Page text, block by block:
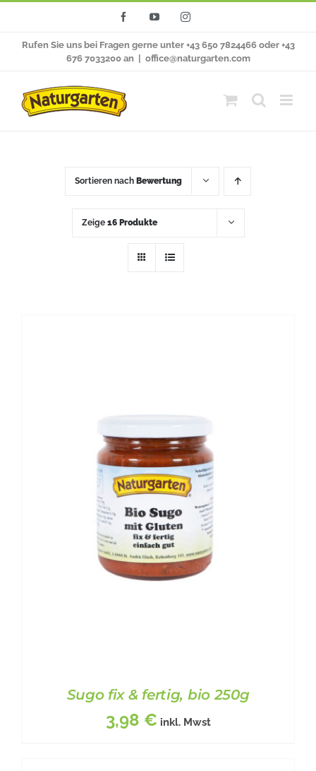
FacebookYouTubeInstagram
Rufen Sie uns bei Fragen gerne unter +43 650 7824466 oder +43
676 7033200 an
office@naturgarten.com
Sortieren nach Bewertung
Zeige 16 Produkte
Sugo fix & fertig, bio 250g
3,98 € inkl. Mwst